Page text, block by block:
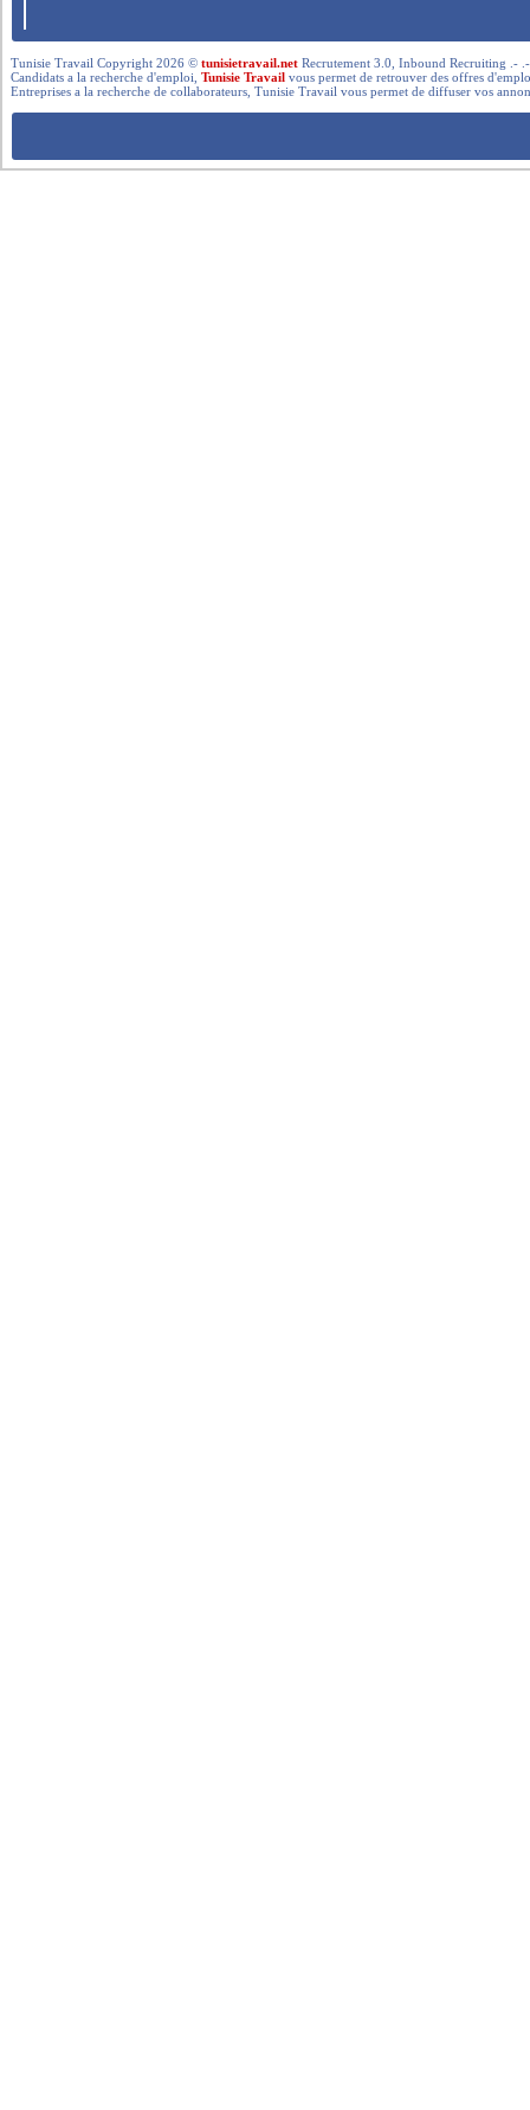
Tunisie Travail Copyright 2026 ©tunisietravail.net Recrutement 3.0, Inbound Recruiting .-
Candidats a la recherche d'emploi,Tunisie Travail vous permet de retrouver des offres
Entreprises a la recherche de collaborateurs, Tunisie Travail vous permet de diffuser vos